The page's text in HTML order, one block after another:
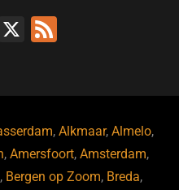
Li X
,Alkmaar,Almelo,
,Amersfoort,Amsterdam,
, Bergen op Zoom, Breda,